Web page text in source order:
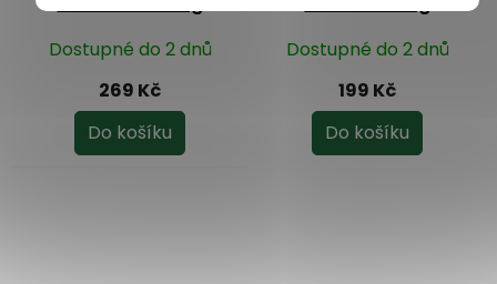
Dostupné do 2 dnů
269 Kč
Do košíku
Dostupné do 2 dnů
199 Kč
Do košíku